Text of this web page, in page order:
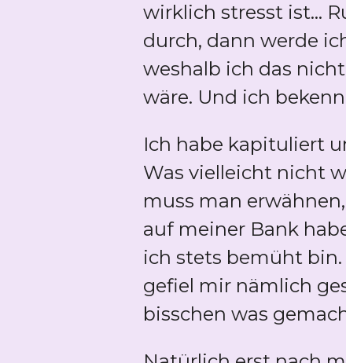
wirklich stresst ist...
durch, dann werde
weshalb ich das
wäre. Und ich
Ich habe kapituliert
Was vielleicht nicht
muss man
auf meiner Bank
ich stets bemüht bin.
gefiel mir nämlich
bisschen was